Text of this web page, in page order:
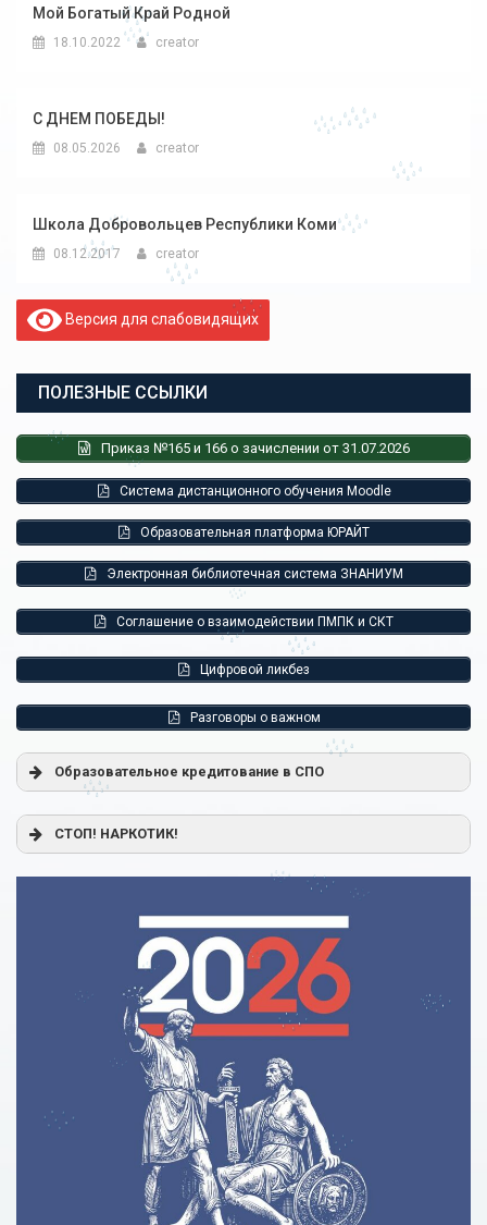
Мой Богатый Край Родной
18.10.2022 creator
С ДНЕМ ПОБЕДЫ!
08.05.2026 creator
Школа Добровольцев Республики Коми
08.12.2017 creator
Версия для слабовидящих
ПОЛЕЗНЫЕ ССЫЛКИ
Приказ №165 и 166 о зачислении от 31.07.2026
Система дистанционного обучения Moodle
Образовательная платформа ЮРАЙТ
Электронная библиотечная система ЗНАНИУМ
Соглашение о взаимодействии ПМПК и СКТ
Цифровой ликбез
Разговоры о важном
Образовательное кредитование в СПО
Постановление Правительства РФ от 17.11.2025 г. № 1824
«О государственной поддержке образовательного
кредитования»
Распоряжение Правительства РФ от 17.11.2025 г. № 3326-
р
Образовательное кредитование: пособие для студентов
Кредит на образование с господдержкой
Причины для изменения условий по образовательному
кредиту
СТОП! НАРКОТИК!
Помощь родителям
Сделай правильный выбор